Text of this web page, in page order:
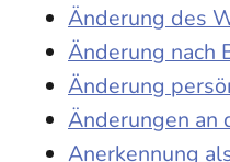
Änderung des
Änderung nach
Änderung
Änderungen an
Anerkennung